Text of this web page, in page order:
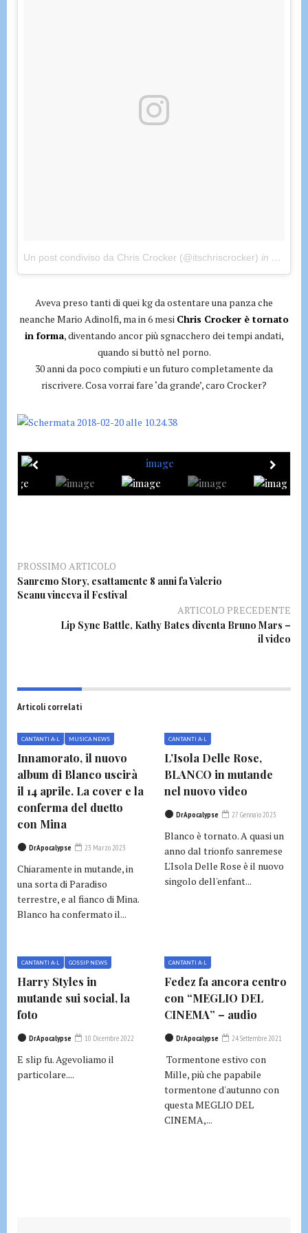
Un post condiviso da Chris Crocker (@itschriscrocker) in data:
Aveva preso tanti di quei kg da ostentare una panza che
neanche Mario Adinolfi, ma in 6 mesi Chris Crocker è tornato
in forma, diventando ancor più sgnacchero dei tempi andati,
quando si buttò nel porno.
30 anni da poco compiuti e un futuro completamente da
riscrivere. Cosa vorrai fare ‘da grande’, caro Crocker?
PROSSIMO ARTICOLO
Sanremo Story, esattamente 8 anni fa Valerio
Scanu vinceva il Festival
ARTICOLO PRECEDENTE
Lip Sync Battle, Kathy Bates diventa Bruno Mars –
il video
Articoli correlati
CANTANTI A-L MUSICA NEWS
Innamorato, il nuovo
album di Blanco uscirà
il 14 aprile. La cover e la
conferma del duetto
con Mina
DrApocalypse 23 Marzo 2023
Chiaramente in mutande, in
una sorta di Paradiso
terrestre, e al fianco di Mina.
Blanco ha confermato il...
CANTANTI A-L
L’Isola Delle Rose,
BLANCO in mutande
nel nuovo video
DrApocalypse 27 Gennaio 2023
Blanco è tornato. A quasi un
anno dal trionfo sanremese
L'Isola Delle Rose è il nuovo
singolo dell'enfant...
CANTANTI A-L GOSSIP NEWS
Harry Styles in
mutande sui social, la
foto
DrApocalypse 10 Dicembre 2022
E slip fu. Agevoliamo il
particolare....
CANTANTI A-L
Fedez fa ancora centro
con “MEGLIO DEL
CINEMA” – audio
DrApocalypse 24 Settembre 2021
Tormentone estivo con
Mille, più che papabile
tormentone d'autunno con
questa MEGLIO DEL
CINEMA,...